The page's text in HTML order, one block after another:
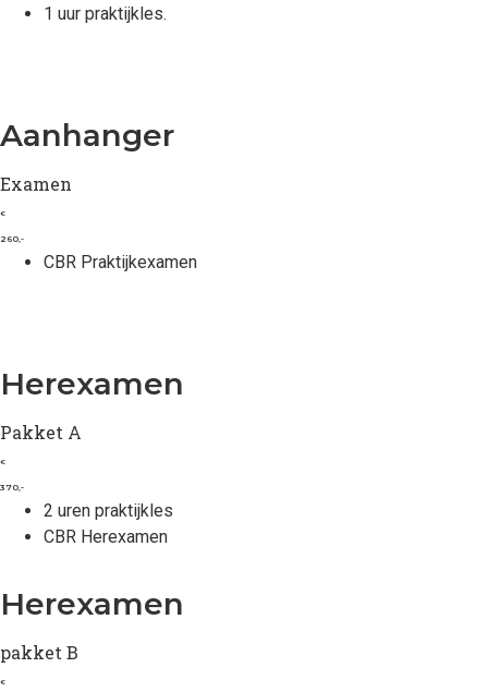
1 uur praktijkles.
Aanhanger
Examen
€
260,-
CBR Praktijkexamen
Herexamen
Pakket A
€
370,-
2 uren praktijkles
CBR Herexamen
Herexamen
pakket B
€